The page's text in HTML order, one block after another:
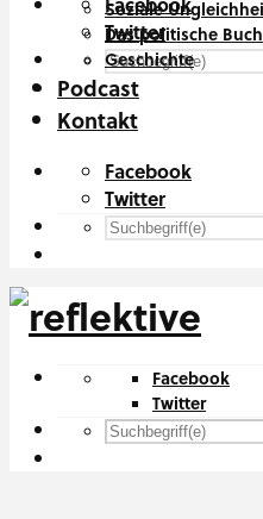
Twitter
Soziale
Das politische Buch
Geschichte
Podcast
Kontakt
Facebook
Twitter
Facebook
Twitter